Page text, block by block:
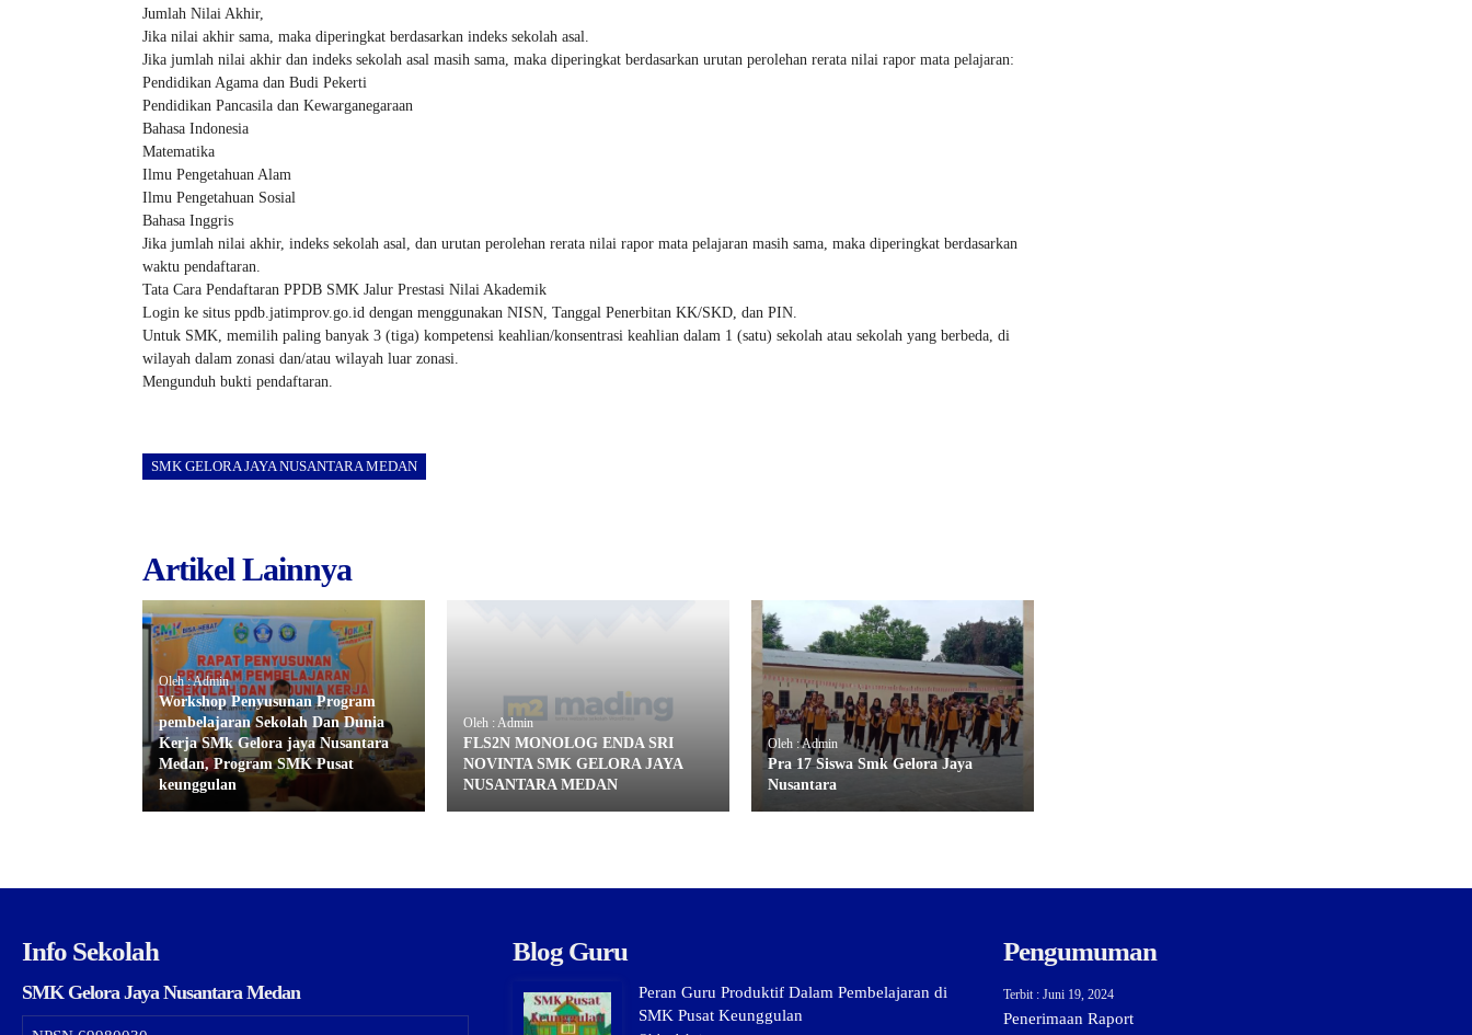
Jumlah Nilai Akhir,
Jika nilai akhir sama, maka diperingkat berdasarkan indeks sekolah asal.
Jika jumlah nilai akhir dan indeks sekolah asal masih sama, maka diperingkat berdasarkan urutan perolehan rerata nilai rapor mata pelajaran:
Pendidikan Agama dan Budi Pekerti
Pendidikan Pancasila dan Kewarganegaraan
Bahasa Indonesia
Matematika
Ilmu Pengetahuan Alam
Ilmu Pengetahuan Sosial
Bahasa Inggris
Jika jumlah nilai akhir, indeks sekolah asal, dan urutan perolehan rerata nilai rapor mata pelajaran masih sama, maka diperingkat berdasarkan
waktu pendaftaran.
Tata Cara Pendaftaran PPDB SMK Jalur Prestasi Nilai Akademik
Login ke situs ppdb.jatimprov.go.id dengan menggunakan NISN, Tanggal Penerbitan KK/SKD, dan PIN.
Untuk SMK, memilih paling banyak 3 (tiga) kompetensi keahlian/konsentrasi keahlian dalam 1 (satu) sekolah atau sekolah yang berbeda, di
wilayah dalam zonasi dan/atau wilayah luar zonasi.
Mengunduh bukti pendaftaran.
SMK GELORA JAYA NUSANTARA MEDAN
Artikel Lainnya
Oleh : Admin
Workshop Penyusunan Program
pembelajaran Sekolah Dan Dunia
Kerja SMk Gelora jaya Nusantara
Medan, Program SMK Pusat
keunggulan
Oleh : Admin
FLS2N MONOLOG ENDA SRI
NOVINTA SMK GELORA JAYA
NUSANTARA MEDAN
Oleh : Admin
Pra 17 Siswa Smk Gelora Jaya
Nusantara
Info Sekolah
SMK Gelora Jaya Nusantara Medan
Blog Guru
Peran Guru Produktif Dalam Pembelajaran di
SMK Pusat Keunggulan
Pengumuman
Terbit : Juni 19, 2024
Penerimaan Raport